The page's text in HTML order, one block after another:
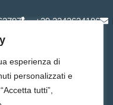
esperienza di
personalizzati e
tutti”,
+39 3343634186